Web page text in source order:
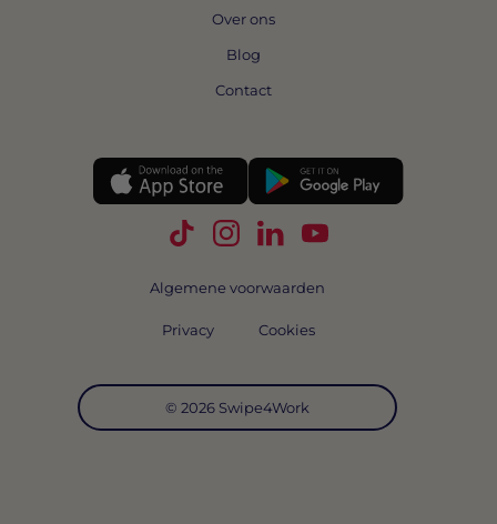
Over ons
Blog
Contact
Volg Swipe4Work op TikTok
Volg Swipe4Work op
Volg Swipe4Work op
Volg Swipe4Work
© 2026 Swipe4Work
Algemene voorwaarden
Privacy Cookies